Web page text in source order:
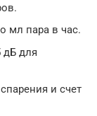
мл пара в час.
дБ для
и счет